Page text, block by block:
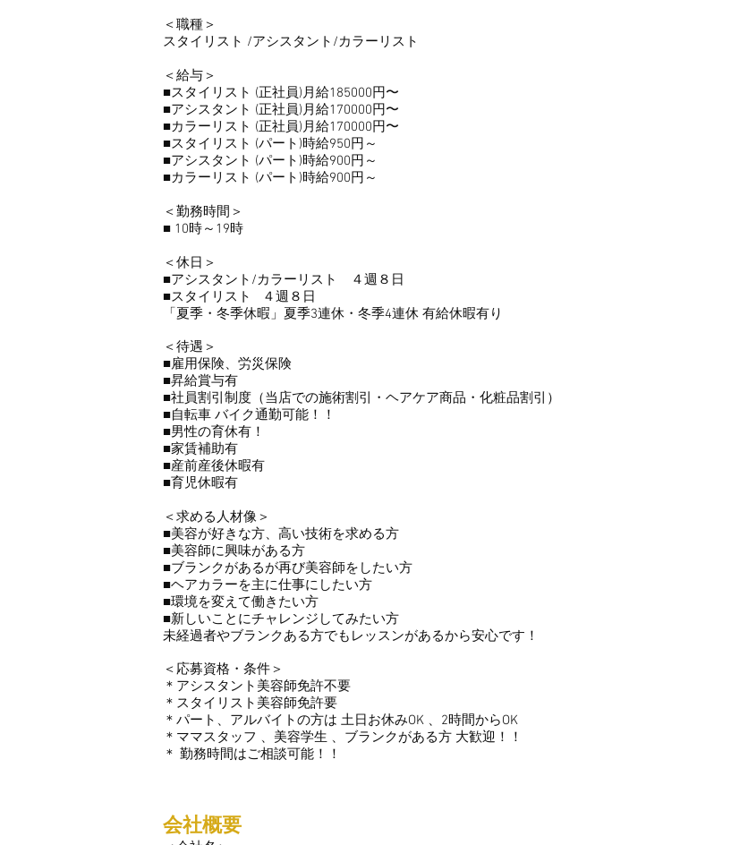
＜職種＞
スタイリスト /アシスタント/カラーリスト
＜給与＞
■スタイリスト (正社員)月給185000円〜
■アシスタント (正社員)月給170000円〜
■カラーリスト (正社員)月給170000円〜
■スタイリスト (パート)時給950円～
■アシスタント (パート)時給900円～
■カラーリスト (パート)時給900円～
＜勤務時間＞
■ 10時～19時
＜休日＞
■アシスタント/カラーリスト ４週８日
■スタイリスト ４週８日
「夏季・冬季休暇」夏季3連休・冬季4連休 有給休暇有り
＜待遇＞
■雇用保険、労災保険
■昇給賞与有
■社員割引制度（当店での施術割引・ヘアケア商品・化粧品割引）
■自転車 バイク通勤可能！！
■男性の育休有！
■家賃補助有
■産前産後休暇有
​■育児休暇有
＜求める人材像＞
■美容が好きな方、高い技術を求める方
■美容師に興味がある方
■ブランクがあるが再び美容師をしたい方
■ヘアカラーを主に仕事にしたい方
■環境を変えて働きたい方
■新しいことにチャレンジしてみたい方
未経過者やブランクある方でもレッスンがあるから安心です！
＜応募資格・条件＞
＊アシスタント美容師免許不要
＊スタイリスト美容師免許要
＊パート、アルバイトの方は 土日お休みOK 、2時間からOK
＊ママスタッフ 、美容学生 、ブランクがある方 大歓迎！！
＊ 勤務時間はご相談可能！！
会社概要